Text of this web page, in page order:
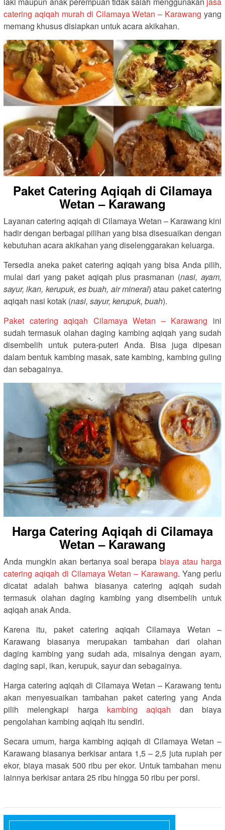
catering aqiqah murah di Cilamaya Wetan – Karawang yang
memang khusus disiapkan untuk acara akikahan.
Paket Catering Aqiqah di Cilamaya
Wetan – Karawang
Layanan catering aqiqah di Cilamaya Wetan – Karawang kini
hadir dengan berbagai pilihan yang bisa disesuaikan dengan
kebutuhan acara akikahan yang diselenggarakan keluarga.
Tersedia aneka paket catering aqiqah yang bisa Anda pilih,
mulai dari yang paket aqiqah plus prasmanan (nasi, ayam,
sayur, ikan, kerupuk, es buah, air mineral) atau paket catering
aqiqah nasi kotak (nasi, sayur, kerupuk, buah).
Paket catering aqiqah Cilamaya Wetan – Karawang ini
sudah termasuk olahan daging kambing aqiqah yang sudah
disembelih untuk putera-puteri Anda. Bisa juga dipesan
dalam bentuk kambing masak, sate kambing, kambing guling
dan sebagainya.
Harga Catering Aqiqah di Cilamaya
Wetan – Karawang
Anda mungkin akan bertanya soal berapabiaya atau harga
catering aqiqah di Cilamaya Wetan – Karawang. Yang perlu
dicatat adalah bahwa biasanya catering aqiqah sudah
termasuk olahan daging kambing yang disembelih untuk
aqiqah anak Anda.
Karena itu, paket catering aqiqah Cilamaya Wetan –
Karawang biasanya merupakan tambahan dari olahan
daging kambing yang sudah ada, misalnya dengan ayam,
daging sapi, ikan, kerupuk, sayur dan sebagainya.
Harga catering aqiqah di Cilamaya Wetan – Karawang tentu
akan menyesuaikan tambahan paket catering yang Anda
pilih melengkapi harga kambing aqiqah dan biaya
pengolahan kambing aqiqah itu sendiri.
Secara umum, harga kambing aqiqah di Cilamaya Wetan –
Karawang biasanya berkisar antara 1,5 – 2,5 juta rupiah per
ekor, biaya masak 500 ribu per ekor. Untuk tambahan menu
lainnya berkisar antara 25 ribu hingga 50 ribu per porsi.